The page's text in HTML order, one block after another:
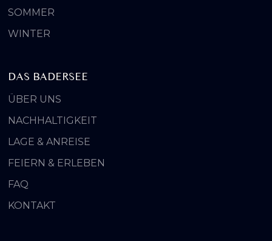
SOMMER
WINTER
DAS BADERSEE
ÜBER UNS
NACHHALTIGKEIT
LAGE & ANREISE
FEIERN & ERLEBEN
FAQ
KONTAKT